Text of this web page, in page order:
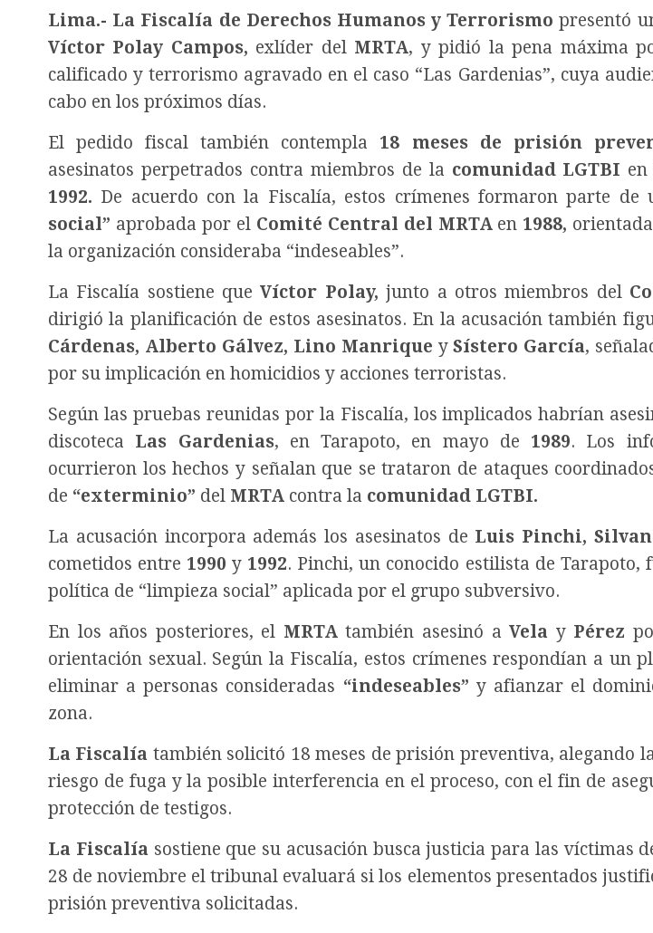
Lima.- La Fiscalía de Derechos Humanos y Terrorismo presentó
Víctor Polay Campos, exlíder del MRTA, y pidió la pena máxima
calificado y terrorismo agravado en el caso “Las Gardenias”, cuya
cabo en los próximos días.
El pedido fiscal también contempla 18 meses de prisión
asesinatos perpetrados contra miembros de la comunidad LGTBI en
1992. De acuerdo con la Fiscalía, estos crímenes formaron parte de
social” aprobada por el Comité Central del MRTAen 1988,
la organización consideraba “indeseables”.
La Fiscalía sostiene queVíctor Polay, junto a otros miembros del
dirigió la planificación de estos asesinatos. En la acusación también
Cárdenas, Alberto Gálvez, Lino Manrique ySístero García,
por su implicación en homicidios y acciones terroristas.
Según las pruebas reunidas por la Fiscalía, los implicados habrían
discoteca Las Gardenias, en Tarapoto, en mayo de 1989. Los
ocurrieron los hechos y señalan que se trataron de ataques
de “exterminio” del MRTA contra la comunidad LGTBI.
La acusación incorpora además los asesinatos de Luis Pinchi,
cometidos entre 1990 y 1992. Pinchi, un conocido estilista de
política de “limpieza social” aplicada por el grupo subversivo.
En los años posteriores, el MRTAtambién asesinó aVela y Pérez
orientación sexual. Según la Fiscalía, estos crímenes respondían a un
eliminar a personas consideradas “indeseables” y afianzar el
zona.
La Fiscalía también solicitó 18 meses de prisión preventiva, alegando
riesgo de fuga y la posible interferencia en el proceso, con el fin de
protección de testigos.
La Fiscalíasostiene que su acusación busca justicia para las víctimas
28 de noviembre el tribunal evaluará si los elementos presentados
prisión preventiva solicitadas.